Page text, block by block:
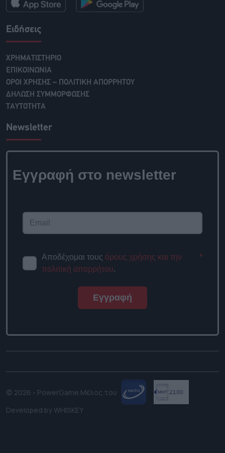
Ειδήσεις
ΧΡΗΜΑΤΙΣΤΗΡΙΟ
ΕΠΙΚΟΙΝΩΝΙΑ
ΟΡΟΙ ΧΡΗΣΗΣ – ΠΟΛΙΤΙΚΗ ΑΠΟΡΡΗΤΟΥ
ΔΗΛΩΣΗ ΣΥΜΜΟΡΦΩΣΗΣ
ΤΑΥΤΟΤΗΤΑ
Newsletter
Εγγραφή στο newsletter
Αποδέχομαι τους όρους χρήσης και την
πολιτική απορρήτου.
*
Εγγραφή
© 2026 - PowerGame. Μέλος του
Developed by WHISKEY